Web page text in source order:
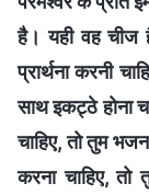
है। यही वह चीज
प्रार्थना करनी
साथ इकट्ठे होना
चाहिए, तो तुम
करना चाहिए,